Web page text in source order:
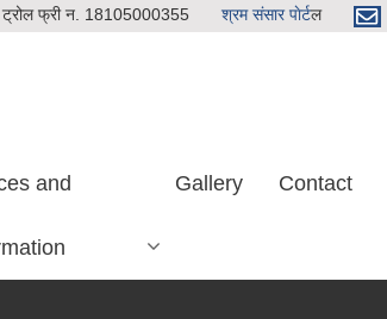
ट्रोल फ्री न. 18105000355 श्रम संसार पाेर्टल
and Gallery Contact